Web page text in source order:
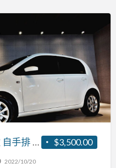
$3,500.00
Skoda Citigo 2017款 自手排 1.1L以下
2022/10/20